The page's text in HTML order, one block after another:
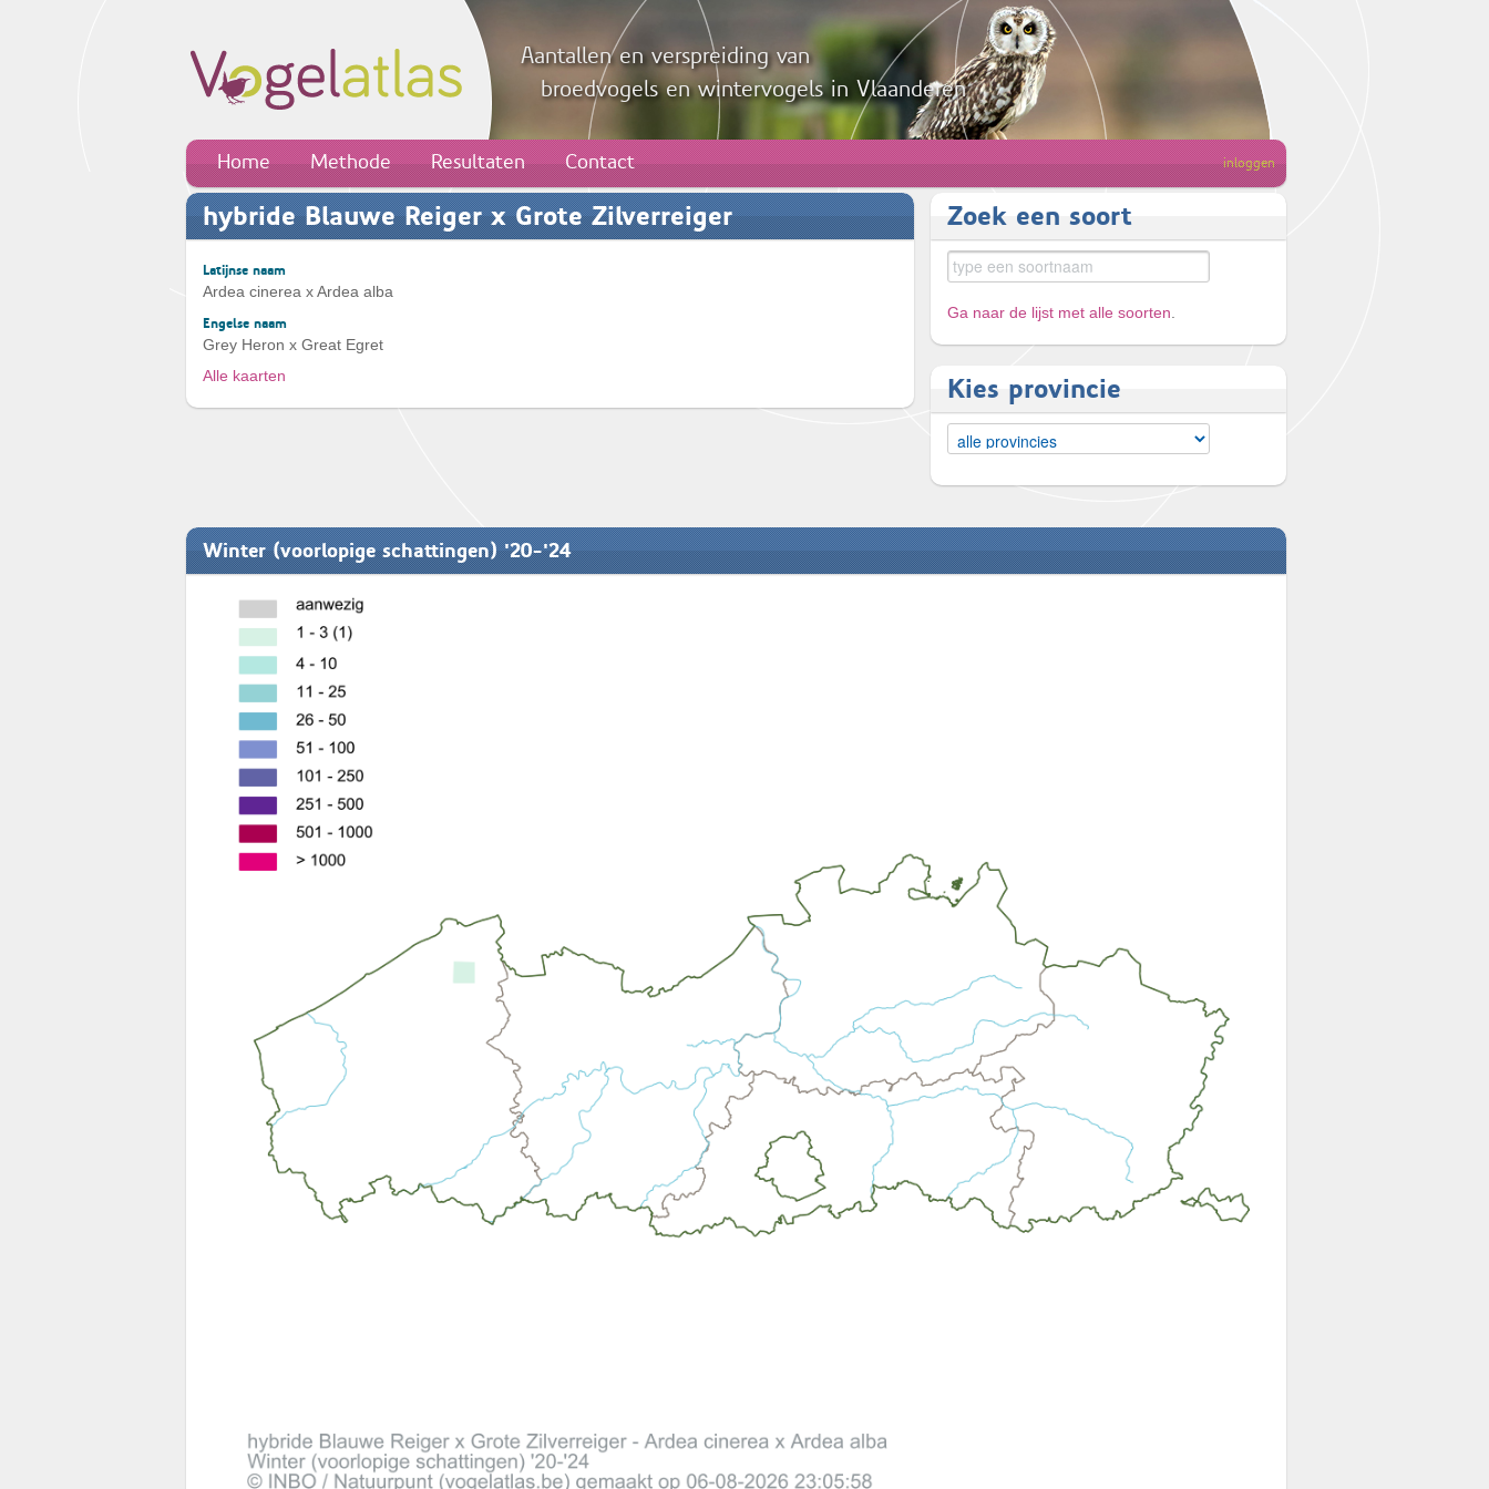
Aantallen en verspreiding van
broedvogels en wintervogels in Vlaanderen
Home Methode Resultaten Contact inloggen
hybride Blauwe Reiger x Grote Zilverreiger
Latijnse naam
Ardea cinerea x Ardea alba
Engelse naam
Grey Heron x Great Egret
Alle kaarten
Zoek een soort
Ga naar de lijst met alle soorten
Kies provincie
Winter (voorlopige schattingen) '20-'24